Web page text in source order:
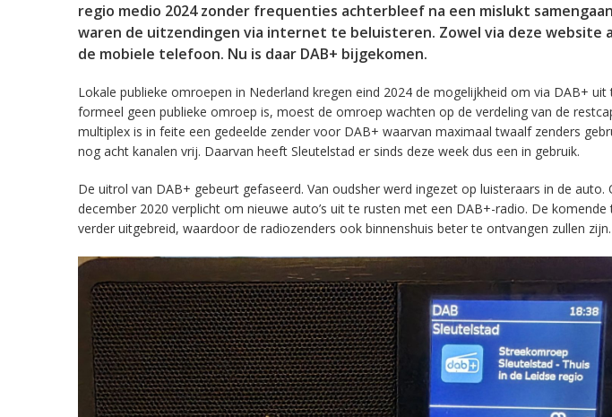
regio medio 2024 zonder frequenties achterbleef na een mislukt
waren de uitzendingen via internet te beluisteren. Zowel via deze website
de mobiele telefoon. Nu is daar DAB+ bijgekomen.
Lokale publieke omroepen in Nederland kregen eind 2024 de mogelijkheid om via DAB+
formeel geen publieke omroep is, moest de omroep wachten op de verdeling van de
multiplex is in feite een gedeelde zender voor DAB+ waarvan maximaal twaalf zenders
nog acht kanalen vrij. Daarvan heeft Sleutelstad er sinds deze week dus een in gebruik.
De uitrol van DAB+ gebeurt gefaseerd. Van oudsher werd ingezet op luisteraars in de auto.
december 2020 verplicht om nieuwe auto’s uit te rusten met een DAB+-radio. De
verder uitgebreid, waardoor de radiozenders ook binnenshuis beter te ontvangen zullen zijn.